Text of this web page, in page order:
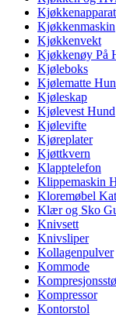
Kjøkkenmaskin
Kjøkkenvekt
Kjøkkenøy På
Kjøleboks
Kjølematte
Kjøleskap
Kjølevest Hund
Kjølevifte
Kjøreplater
Kjøttkvern
Klapptelefon
Klippemaskin
Kloremøbel
Klær og Sko
Knivsett
Knivsliper
Kollagenpulver
Kommode
Kompressor
Kontorstol